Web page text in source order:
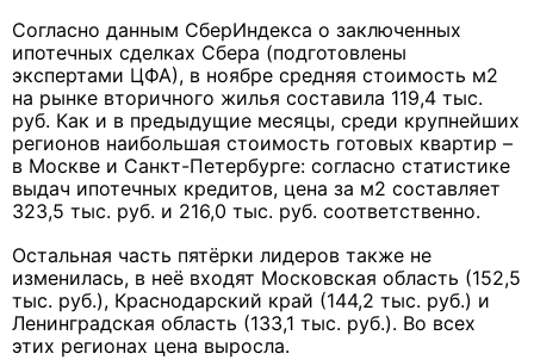
Согласно данным СберИндекса о заключенных
ипотечных сделках Сбера (подготовлены
экспертами ЦФА), в ноябре средняя стоимость м2
на рынке вторичного жилья составила 119,4 тыс.
руб. Как и в предыдущие месяцы, среди крупнейших
регионов наибольшая стоимость готовых квартир –
в Москве и Санкт-Петербурге: согласно статистике
выдач ипотечных кредитов, цена за м2 составляет
323,5 тыс. руб. и 216,0 тыс. руб. соответственно.
Остальная часть пятёрки лидеров также не
изменилась, в неё входят Московская область (152,5
тыс. руб.), Краснодарский край (144,2 тыс. руб.) и
Ленинградская область (133,1 тыс. руб.). Во всех
этих регионах цена выросла.